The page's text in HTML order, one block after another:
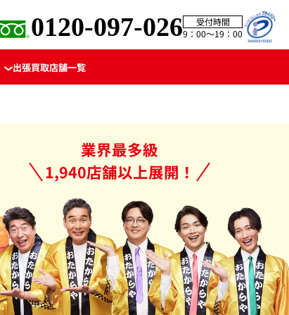
0120-097-026
受付時間
9：00〜19：00
出張買取店舗一覧
業界最多級
1,940店舗以上展開！